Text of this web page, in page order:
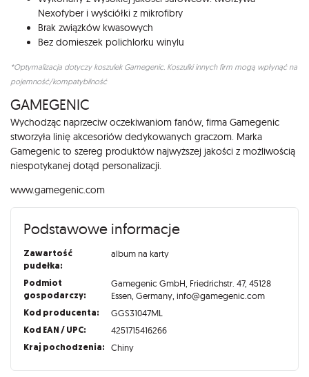
Nexofyber i wyściółki z mikrofibry
Brak związków kwasowych
Bez domieszek polichlorku winylu
*Optymalizacja dotyczy koszulek Gamegenic. Koszulki innych firm mogą wpłynąć na
pojemność/kompatybilność
GAMEGENIC
Wychodząc naprzeciw oczekiwaniom fanów, firma Gamegenic
stworzyła linię akcesoriów dedykowanych graczom. Marka
Gamegenic to szereg produktów najwyższej jakości z możliwością
niespotykanej dotąd personalizacji.
www.gamegenic.com
Podstawowe informacje
Zawartość
pudełka:
album na karty
Podmiot
gospodarczy:
Gamegenic GmbH, Friedrichstr. 47, 45128
Essen, Germany, info@gamegenic.com
Kod producenta: GGS31047ML
Kod EAN / UPC: 4251715416266
Kraj pochodzenia: Chiny